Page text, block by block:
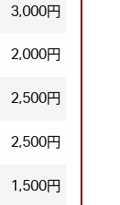
3,000円
2,000円
2,500円
2,500円
1,500円